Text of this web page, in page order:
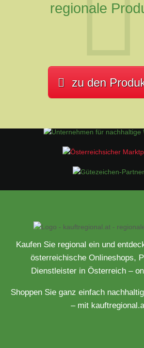
regionale
zu den
Kaufen Sie regional ein und
österreichische Onlineshops,
Dienstleister in Österreich –
Shoppen Sie ganz einfach
– mit